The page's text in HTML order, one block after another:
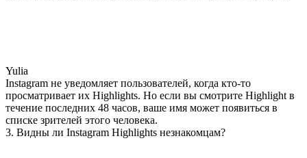
Yulia
Instagram не уведомляет пользователей, когда кто-то
просматривает их Highlights. Но если вы смотрите Highlight в
течение последних 48 часов, ваше имя может появиться в
списке зрителей этого человека.
3. Видны ли Instagram Highlights незнакомцам?